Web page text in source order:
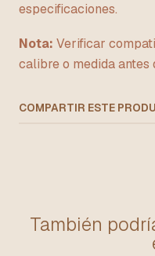
especificaciones.
Nota: Verificar
calibre o medida antes
COMPARTIR ESTE
También